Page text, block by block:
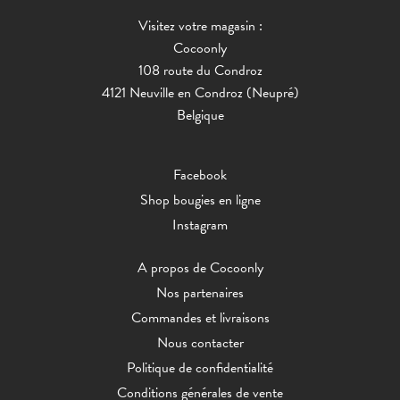
Visitez votre magasin :
Cocoonly
108 route du Condroz
4121 Neuville en Condroz (Neupré)
Belgique
Facebook
Shop bougies en ligne
Instagram
A propos de Cocoonly
Nos partenaires
Commandes et livraisons
Nous contacter
Politique de confidentialité
Conditions générales de vente